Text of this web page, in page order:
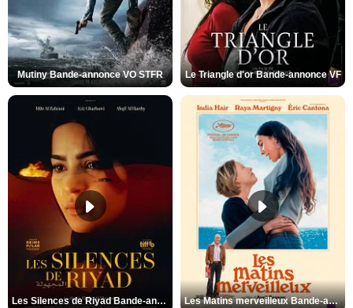
Mutiny Bande-annonce VO STFR Le Triangle d'or Bande-annonce VF
Les Silences de Riyad Bande-annonce VO STFR Les Matins merveilleux Bande-annonce VF